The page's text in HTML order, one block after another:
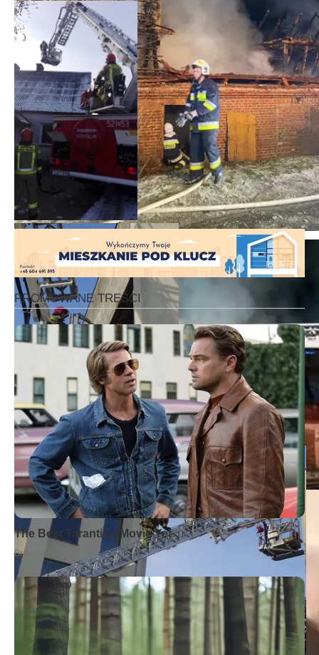
KP PSP Oborniki
KP PSP Oborniki